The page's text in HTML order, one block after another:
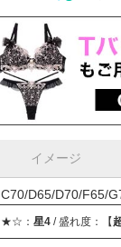
イメージ
D65/D70/F65/
： 星4/ 盛れ度：【